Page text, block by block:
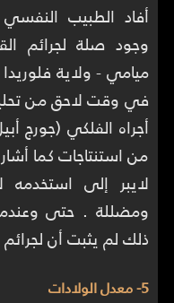
أفاد الطبيب
وجود صلة لجرائم
ميامي - ولاية
في وقت لاحق من تحليل
أجراه الفلكي (جورج
من استنتاجات كما
لايبر إلى استخدمه
ومضللة . حتى
ذلك لم يثبت أن
5- معدل الولادات